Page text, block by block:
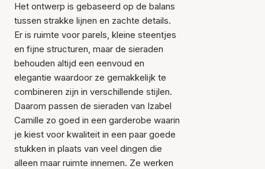
Het ontwerp is gebaseerd op de balans
tussen strakke lijnen en zachte details.
Er is ruimte voor parels, kleine steentjes
en fijne structuren, maar de sieraden
behouden altijd een eenvoud en
elegantie waardoor ze gemakkelijk te
combineren zijn in verschillende stijlen.
Daarom passen de sieraden van Izabel
Camille zo goed in een garderobe waarin
je kiest voor kwaliteit in een paar goede
stukken in plaats van veel dingen die
alleen maar ruimte innemen. Ze werken